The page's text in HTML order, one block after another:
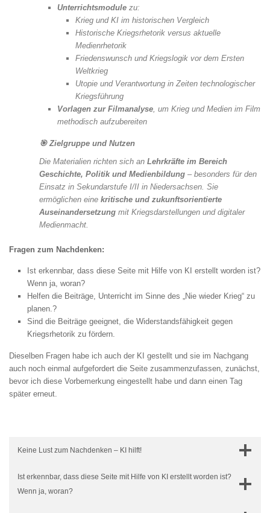
Unterrichtsmodule zu:
Krieg und KI im historischen Vergleich
Historische Kriegsrhetorik versus aktuelle
Medienrhetorik
Friedenswunsch und Kriegslogik vor dem Ersten
Weltkrieg
Utopie und Verantwortung in Zeiten technologischer
Kriegsführung
Vorlagen zur Filmanalyse , um Krieg und Medien im Film
methodisch aufzubereiten
🎯Zielgruppe und Nutzen
Die Materialien richten sich an Lehrkräfte im Bereich
Geschichte, Politik und Medienbildung – besonders für den
Einsatz in Sekundarstufe I/II in Niedersachsen. Sie
ermöglichen eine kritische und zukunftsorientierte
Auseinandersetzung mit Kriegsdarstellungen und digitaler
Medienmacht.
Fragen zum Nachdenken:
Ist erkennbar, dass diese Seite mit Hilfe von KI erstellt worden ist?
Wenn ja, woran?
Helfen die Beiträge, Unterricht im Sinne des „Nie wieder Krieg“ zu
planen.?
Sind die Beiträge geeignet, die Widerstandsfähigkeit gegen
Kriegsrhetorik zu fördern.
Dieselben Fragen habe ich auch der KI gestellt und sie im Nachgang
auch noch einmal aufgefordert die Seite zusammenzufassen, zunächst,
bevor ich diese Vorbemerkung eingestellt habe und dann einen Tag
später erneut.
Keine Lust zum Nachdenken – KI hilft!
Ist erkennbar, dass diese Seite mit Hilfe von KI erstellt worden ist?
Wenn ja, woran?